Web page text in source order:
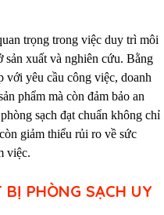
trọng trong việc duy trì môi
sản xuất và nghiên cứu. Bằng
với yêu cầu công việc, doanh
phẩm mà còn đảm bảo an
sạch đạt chuẩn không chỉ
giảm thiểu rủi ro về sức
việc.
PHÒNG SẠCH UY